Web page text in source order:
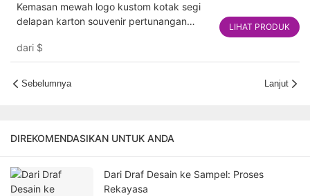
Kemasan mewah logo kustom kotak segi
delapan karton souvenir pertunangan
kotak kemasan
dari $
LIHAT PRODUK
Sebelumnya Lanjut
DIREKOMENDASIKAN UNTUK ANDA
Dari Draf Desain ke Sampel: Proses
Rekayasa